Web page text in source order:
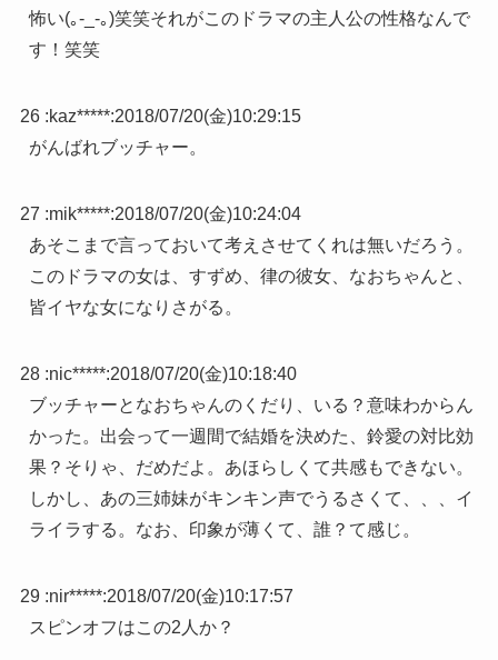
怖い(｡-_-｡)笑笑それがこのドラマの主人公の性格なんで
す！笑笑
26 :kaz*****:2018/07/20(金)10:29:15
がんばれブッチャー。
27 :mik*****:2018/07/20(金)10:24:04
あそこまで言っておいて考えさせてくれは無いだろう。
このドラマの女は、すずめ、律の彼女、なおちゃんと、
皆イヤな女になりさがる。
28 :nic*****:2018/07/20(金)10:18:40
ブッチャーとなおちゃんのくだり、いる？意味わからん
かった。出会って一週間で結婚を決めた、鈴愛の対比効
果？そりゃ、だめだよ。あほらしくて共感もできない。
しかし、あの三姉妹がキンキン声でうるさくて、、、イ
ライラする。なお、印象が薄くて、誰？て感じ。
29 :nir*****:2018/07/20(金)10:17:57
スピンオフはこの2人か？